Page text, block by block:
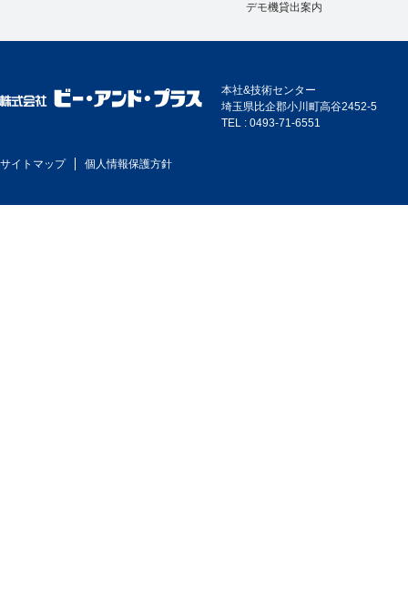
デモ機貸出案内
本社&技術センター
埼玉県比企郡小川町高谷2452-5
TEL : 0493-71-6551
サイトマップ 個人情報保護方針